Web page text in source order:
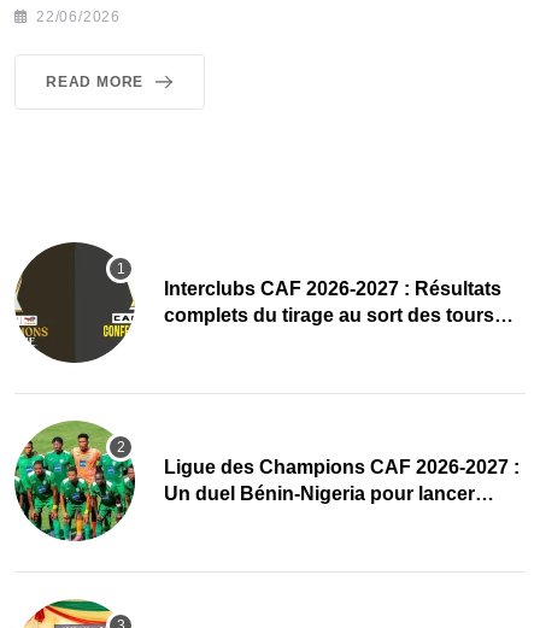
22/06/2026
READ MORE
Interclubs CAF 2026-2027 : Résultats
complets du tirage au sort des tours
Ligue des Champions CAF 2026-2027 :
Un duel Bénin-Nigeria pour lancer